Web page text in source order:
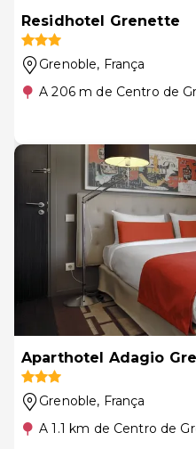
Residhotel Grenette
Grenoble, França
A 206 m de Centro de
Aparthotel Adagio
Grenoble, França
A 1.1 km de Centro de